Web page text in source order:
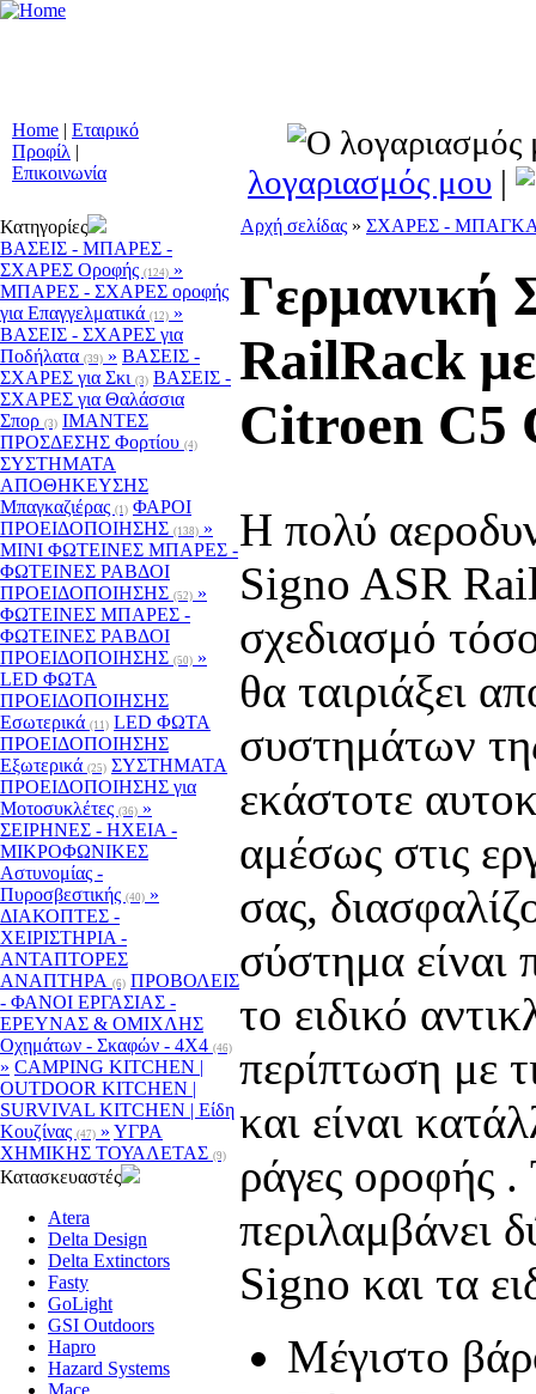
Home | Εταιρικό
Προφίλ |
Επικοινωνία
λογαριασμός μου |
Κατηγορίες
ΒΑΣΕΙΣ - ΜΠΑΡΕΣ -
ΣΧΑΡΕΣ Οροφής (124) »
ΜΠΑΡΕΣ - ΣΧΑΡΕΣ oροφής
για Επαγγελματικά (12) »
ΒΑΣΕΙΣ - ΣΧΑΡΕΣ για
Ποδήλατα (39) » ΒΑΣΕΙΣ -
ΣΧΑΡΕΣ για Σκι (3) ΒΑΣΕΙΣ -
ΣΧΑΡΕΣ για Θαλάσσια
Σπορ (3) ΙΜΑΝΤΕΣ
ΠΡΟΣΔΕΣΗΣ Φορτίου (4)
ΣΥΣΤΗΜΑΤΑ
ΑΠΟΘΗΚΕΥΣΗΣ
Μπαγκαζιέρας (1) ΦΑΡΟΙ
ΠΡΟΕΙΔΟΠΟΙΗΣΗΣ (138) »
MINI ΦΩΤΕΙΝΕΣ ΜΠΑΡΕΣ -
ΦΩΤΕΙΝΕΣ ΡΑΒΔΟΙ
ΠΡΟΕΙΔΟΠΟΙΗΣΗΣ (52) »
ΦΩΤΕΙΝΕΣ ΜΠΑΡΕΣ -
ΦΩΤΕΙΝΕΣ ΡΑΒΔΟΙ
ΠΡΟΕΙΔΟΠΟΙΗΣΗΣ (50) »
LED ΦΩΤΑ
ΠΡΟΕΙΔΟΠΟΙΗΣΗΣ
Εσωτερικά (11) LED ΦΩΤΑ
ΠΡΟΕΙΔΟΠΟΙΗΣΗΣ
Εξωτερικά (25) ΣΥΣΤΗΜΑΤΑ
ΠΡΟΕΙΔΟΠΟΙΗΣΗΣ για
Μοτοσυκλέτες (36) »
ΣΕΙΡΗΝΕΣ - ΗΧΕΙΑ -
ΜΙΚΡΟΦΩΝΙΚΕΣ
Αστυνομίας -
Πυροσβεστικής (40) »
ΔΙΑΚΟΠΤΕΣ -
XEIΡΙΣΤΗΡΙΑ -
ΑΝΤΑΠΤΟΡΕΣ
ΑΝΑΠΤΗΡΑ (6) ΠΡΟΒΟΛΕΙΣ
- ΦΑΝΟΙ ΕΡΓΑΣΙΑΣ -
ΕΡΕΥΝΑΣ & ΟΜΙΧΛΗΣ
Οχημάτων - Σκαφών - 4Χ4 (46)
» CAMPING KITCHEN |
OUTDOOR KITCHEN |
SURVIVAL KITCHEN | Είδη
Κουζίνας (47) » ΥΓΡΑ
ΧΗΜΙΚΗΣ ΤΟΥΑΛΕΤΑΣ (9)
Κατασκευαστές
Atera
Delta Design
Delta Extinctors
Fasty
GoLight
GSI Outdoors
Hapro
Hazard Systems
Mace
Αρχή σελίδας » ΣΧΑΡΕΣ -
Γερμανική
RailRack
Citroen C5
H πολύ
Signo ASR
σχεδιασμό
θα ταιριάξει
συστημάτων
εκάστοτε
αμέσως στις
σας,
σύστημα είναι
το ειδικό
περίπτωση με
και είναι
ράγες οροφής
περιλαμβάνει
Signo και τα
Μέγιστο